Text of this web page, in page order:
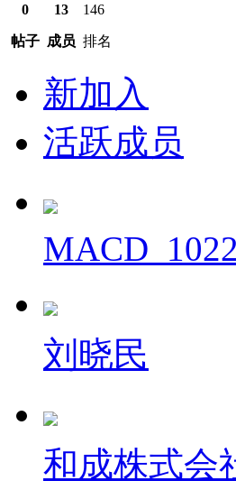
0
帖子
13
成员
146
排名
新加入
活跃成员
刘晓民
和成株式会